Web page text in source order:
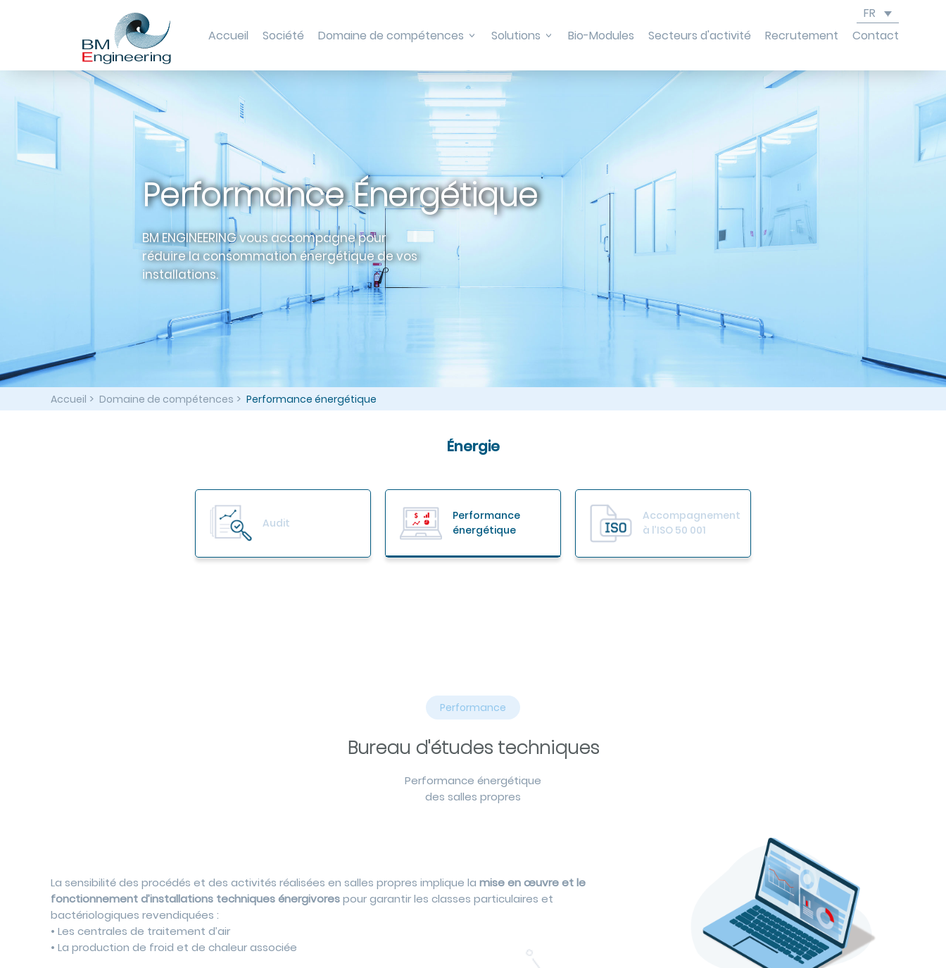
Accueil Société Domaine de compétences > Solutions > Bio-Modules Secteurs d'activité Recrutement Contact
FR
Performance Énergétique
BM ENGINEERING vous accompagne pour
réduire la consommation énergétique de vos
installations.
Accueil > Domaine de compétences > Performance énergétique
Énergie
Audit
Performance
énergétique
Accompagnement
à l’ISO 50 001
Performance
Bureau d'études techniques
Performance énergétique
des salles propres
La sensibilité des procédés et des activités réalisées en salles propres implique la mise en œuvre et le
fonctionnement d’installations techniques énergivorespour garantir les classes particulaires et
bactériologiques revendiquées :
• Les centrales de traitement d’air
• La production de froid et de chaleur associée